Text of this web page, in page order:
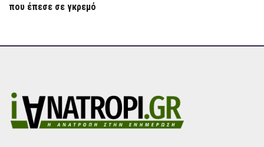
που έπεσε σε γκρεμό